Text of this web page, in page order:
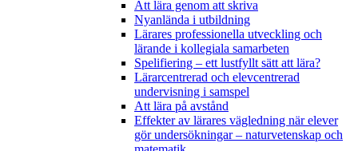
Att lära genom att skriva
Nyanlända i utbildning
Lärares professionella utveckling och
lärande i kollegiala samarbeten
Spelifiering – ett lustfyllt sätt att lära?
Lärarcentrerad och elevcentrerad
undervisning i samspel
Att lära på avstånd
Effekter av lärares vägledning när elever
gör undersökningar – naturvetenskap och